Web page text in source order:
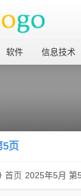
软件 信息技术
5页
首页 2025年5月 第